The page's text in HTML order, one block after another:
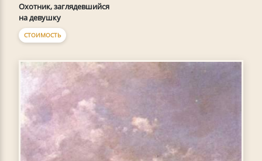
Охотник, заглядевшийся
на девушку
СТОИМОСТЬ